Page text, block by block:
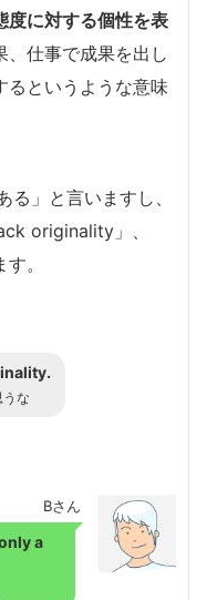
度に対する個性を表
、仕事で成果を出し
るというような意味
」と言いますし、
originality」、
。
な
Bさん
a